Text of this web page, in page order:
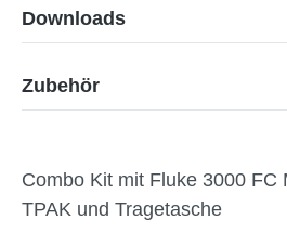
Downloads
Zubehör
Combo Kit mit Fluke 3000 FC
TPAK und Tragetasche